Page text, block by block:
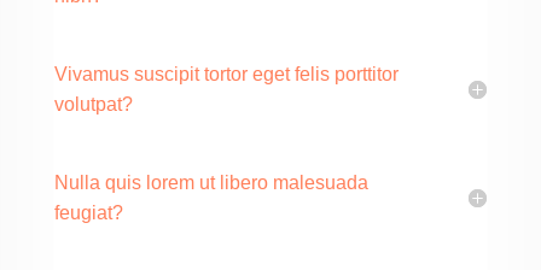
Vivamus suscipit tortor eget felis porttitor
volutpat?
Nulla quis lorem ut libero malesuada
feugiat?